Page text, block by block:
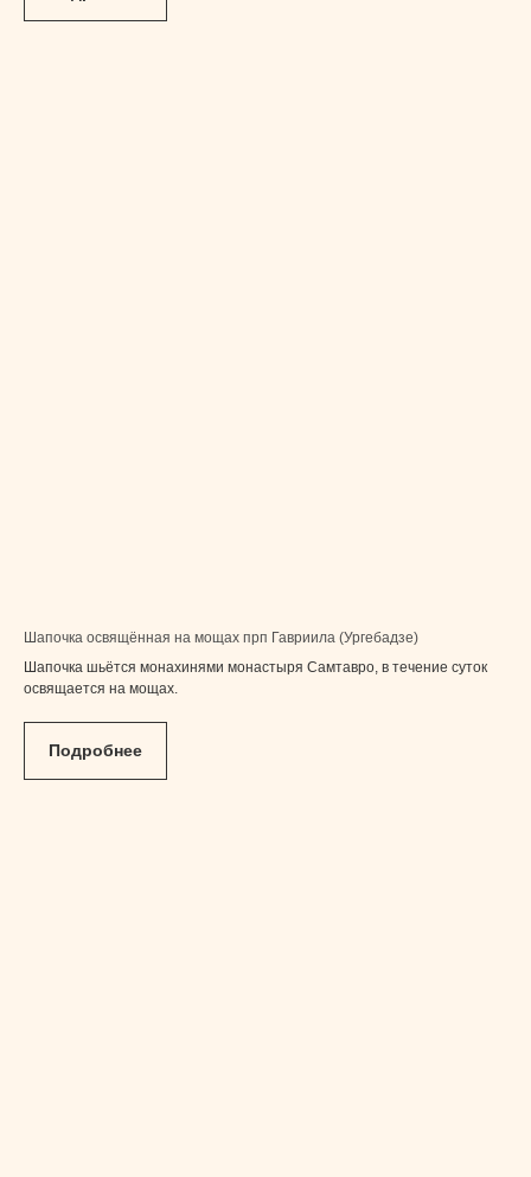
Шапочка освящённая на мощах прп Гавриила (Ургебадзе)
Шапочка шьётся монахинями монастыря Самтавро, в течение суток
освящается на мощах.
Подробнее